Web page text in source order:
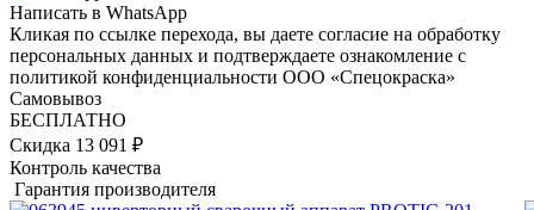
Написать в WhatsApp
Кликая по ссылке перехода, вы даете согласие на обработку
персональных данных и подтверждаете ознакомление с
политикой конфиденциальности ООО «Спецокраска»
Самовывоз
БЕСПЛАТНО
Скидка 13 091 ₽
Контроль качества
Гарантия производителя